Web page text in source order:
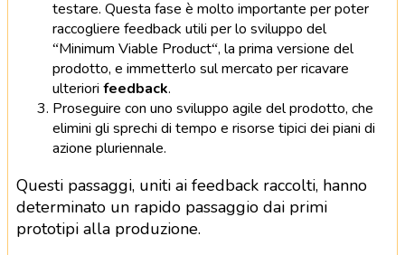
testare. Questa fase è molto importante per poter
raccogliere feedback utili per lo sviluppo del
“Minimum Viable Product“, la prima versione del
prodotto, e immetterlo sul mercato per ricavare
ulteriori feedback.
Proseguire con uno sviluppo agile del prodotto, che
elimini gli sprechi di tempo e risorse tipici dei piani di
azione pluriennale.
Questi passaggi, uniti ai feedback raccolti, hanno
determinato un rapido passaggio dai primi
prototipi alla produzione.